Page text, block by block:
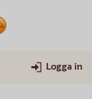
Logga in